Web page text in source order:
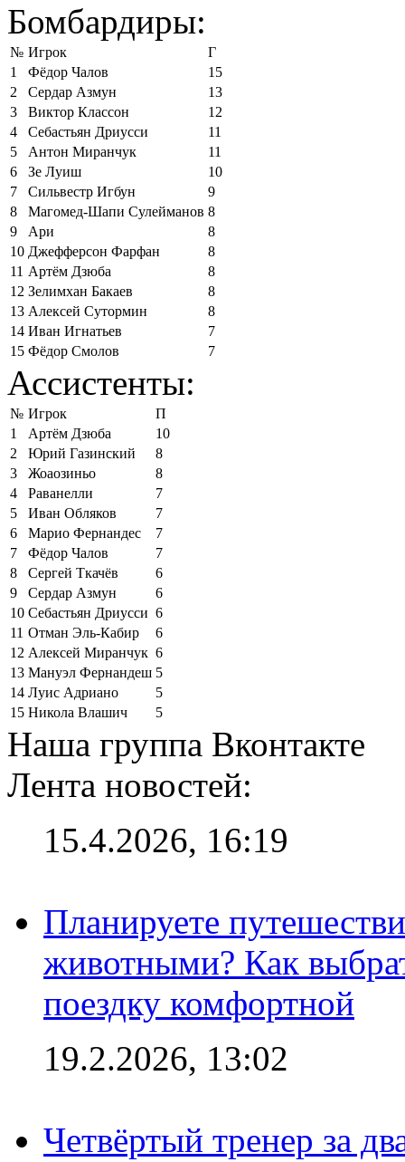
Бомбардиры:
№ Игрок
Г
1
Фёдор Чалов
15
2
Сердар Азмун
13
3
Виктор Классон
12
4
Себастьян Дриусси
11
5
Антон Миранчук
11
6
Зе Луиш
10
7
Сильвестр Игбун
9
8
Магомед-Шапи Сулейманов 8
9
Ари
8
10 Джефферсон Фарфан
8
11 Артём Дзюба
8
12 Зелимхан Бакаев
8
13 Алексей Сутормин
8
14 Иван Игнатьев
7
15 Фёдор Смолов 7
Ассистенты:
№ Игрок
П
1
Артём Дзюба
10
2
Юрий Газинский
8
3
Жоаозиньо
8
4
Раванелли
7
5
Иван Обляков
7
6
Марио Фернандес
7
7
Фёдор Чалов
7
8
Сергей Ткачёв
6
9
Сердар Азмун
6
10 Себастьян Дриусси 6
11 Отман Эль-Кабир
6
12 Алексей Миранчук 6
13 Мануэл Фернандеш 5
14 Луис Адриано
5
15 Никола Влашич 5
Наша группа Вконтакте
Лента новостей:
15.4.2026, 16:19
Планируете
животными? Как
поездку комфортной
19.2.2026, 13:02
Четвёртый тренер за